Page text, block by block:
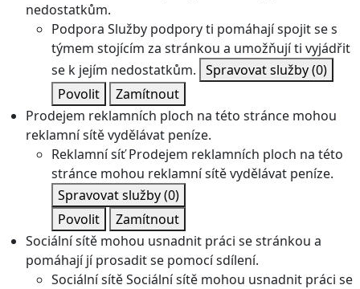
nedostatkům.
Podpora Služby podpory ti pomáhají spojit se s
týmem stojícím za stránkou a umožňují ti vyjádřit
se k jejím nedostatkům. Spravovat služby(0)
Povolit
Zamítnout
Prodejem reklamních ploch na této stránce mohou
reklamní sítě vydělávat peníze.
Reklamní síť Prodejem reklamních ploch na této
stránce mohou reklamní sítě vydělávat peníze.
Spravovat služby(0)
Povolit
Zamítnout
Sociální sítě mohou usnadnit práci se stránkou a
pomáhají jí prosadit se pomocí sdílení.
Sociální sítěSociální sítě mohou usnadnit práci se